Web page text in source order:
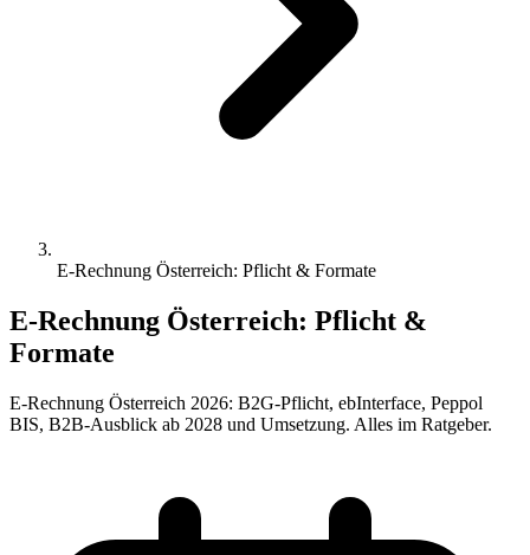
E-Rechnung Österreich: Pflicht & Formate
E-Rechnung Österreich: Pflicht &
Formate
E-Rechnung Österreich 2026: B2G-Pflicht, ebInterface, Peppol
BIS, B2B-Ausblick ab 2028 und Umsetzung. Alles im Ratgeber.